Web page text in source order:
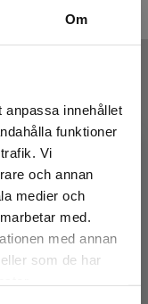
Om
anpassa innehållet
funktioner
Vi
och annan
medier och
med.
med annan
som de har
Sverige.
med
Hon har bred